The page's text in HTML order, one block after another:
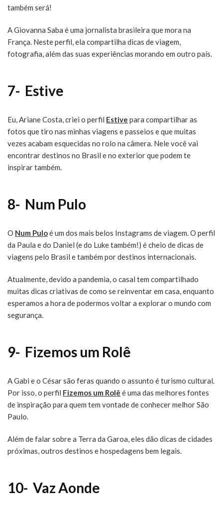
também será!
A Giovanna Saba é uma jornalista brasileira que mora na
França. Neste perfil, ela compartilha dicas de viagem,
fotografia, além das suas experiências morando em outro país.
7- Estive
Eu, Ariane Costa, criei o perfil Estive para compartilhar as
fotos que tiro nas minhas viagens e passeios e que muitas
vezes acabam esquecidas no rolo na câmera. Nele você vai
encontrar destinos no Brasil e no exterior que podem te
inspirar também.
8- Num Pulo
O Num Puloé um dos mais belos Instagrams de viagem. O perfil
da Paula e do Daniel (e do Luke também!) é cheio de dicas de
viagens pelo Brasil e também por destinos internacionais.
Atualmente, devido a pandemia, o casal tem compartilhado
muitas dicas criativas de como se reinventar em casa, enquanto
esperamos a hora de podermos voltar a explorar o mundo com
segurança.
9- Fizemos um Rolê
A Gabi e o César são feras quando o assunto é turismo cultural.
Por isso, o perfil Fizemos um Rolê é uma das melhores fontes
de inspiração para quem tem vontade de conhecer melhor São
Paulo.
Além de falar sobre a Terra da Garoa, eles dão dicas de cidades
próximas, outros destinos e hospedagens bem legais.
10- Vaz Aonde